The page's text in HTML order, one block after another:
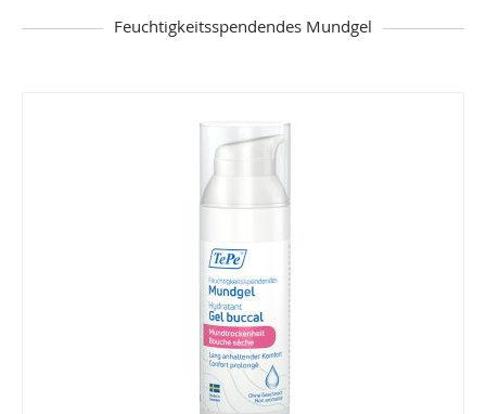
Feuchtigkeitsspendendes Mundgel